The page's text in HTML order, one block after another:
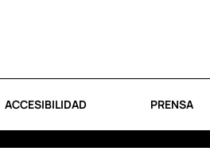
ACCESIBILIDAD PRENSA